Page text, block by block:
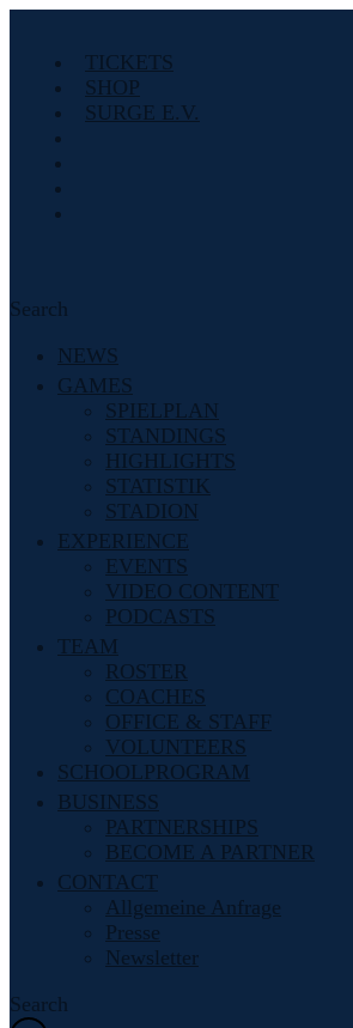
TICKETS
SHOP
SURGE E.V.
Search
NEWS
GAMES
SPIELPLAN
STANDINGS
HIGHLIGHTS
STATISTIK
STADION
EXPERIENCE
EVENTS
VIDEO CONTENT
PODCASTS
TEAM
ROSTER
COACHES
OFFICE & STAFF
VOLUNTEERS
SCHOOLPROGRAM
BUSINESS
PARTNERSHIPS
BECOME A PARTNER
CONTACT
Allgemeine Anfrage
Presse
Newsletter
Search